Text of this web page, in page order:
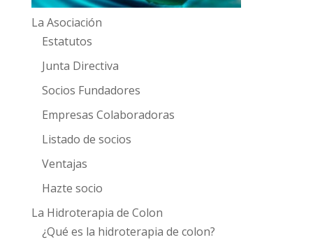
La Asociación
Estatutos
Junta Directiva
Socios Fundadores
Empresas Colaboradoras
Listado de socios
Ventajas
Hazte socio
La Hidroterapia de Colon
¿Qué es la hidroterapia de colon?